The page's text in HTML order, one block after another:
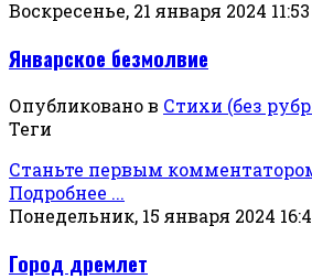
Воскресенье, 21 января 2024 11:53
Январское безмолвие
Опубликовано в Стихи (без
Теги
Станьте первым
Подробнее ...
Понедельник, 15 января 2024
Город дремлет